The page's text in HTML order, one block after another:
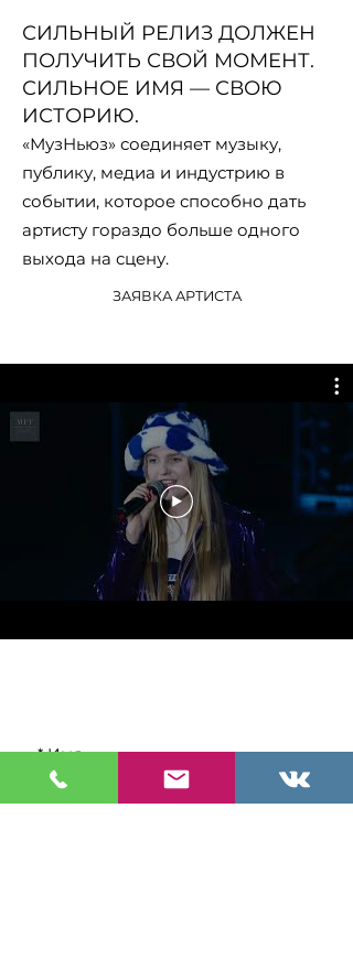
СИЛЬНЫЙ РЕЛИЗ ДОЛЖЕН
ПОЛУЧИТЬ СВОЙ МОМЕНТ.
СИЛЬНОЕ ИМЯ — СВОЮ
ИСТОРИЮ.
«МузНьюз» соединяет музыку,
публику, медиа и индустрию в
событии, которое способно дать
артисту гораздо больше одного
выхода на сцену.
ЗАЯВКА АРТИСТА
* Имя